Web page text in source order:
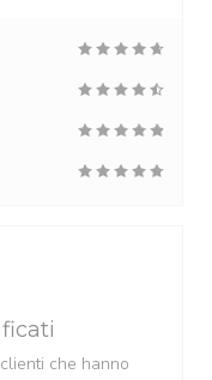
che hanno